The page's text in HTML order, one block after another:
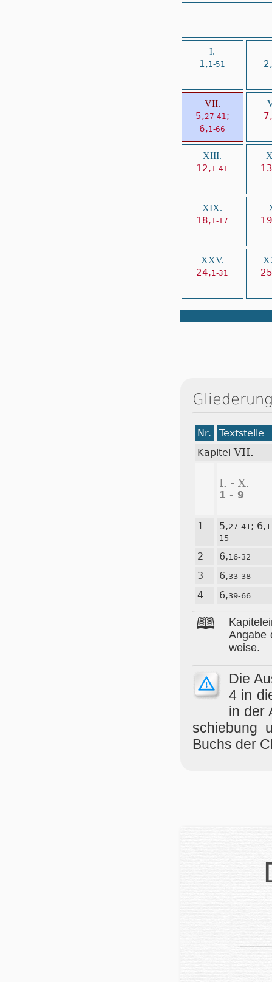
I.
1,1-51 2,
VII.
5,27-41 ;
6,1-66
7,
XIII.
12,1-41
XIX.
18,1-17
XXV.
24,1-31
Nr.
Textstelle
KapitelVII.
I. - X.
1 - 9
1 5,27-41 ; 6,
15
2 6,16-32
3 6,33-38
4 6,39-66
🕮
An­ga­be
wei­se.
Die
4 in
in der
schie­bung
Buchs der